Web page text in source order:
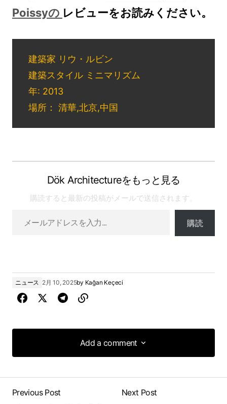
Poissyの レビューをお読みください。
建築家 リウ・ルビン
建築スタイル ミニマリズム
年: 2013
場所： 清華,北京,中国
Dök Architectureをもっと見る
購読すると最新の投稿がメールで送信されます。
購読
ニュース 2月 10, 2025by Kağan Keçeci
Add a comment
Add a comment
Previous Post
Next Post